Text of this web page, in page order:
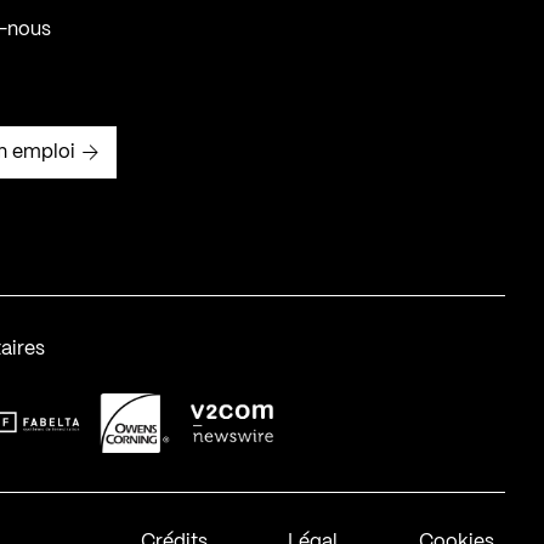
nous
emploi